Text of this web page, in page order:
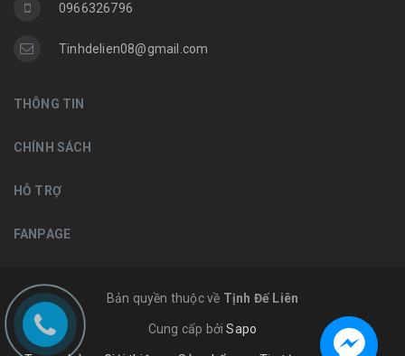
0966326796
Tinhdelien08@gmail.com
THÔNG TIN
CHÍNH SÁCH
HỖ TRỢ
FANPAGE
Bản quyền thuộc về Tịnh Đế Liên
Cung cấp bởiSapo